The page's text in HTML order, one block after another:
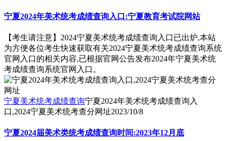
宁夏2024年美术统考成绩查询入口:宁夏教育考试院网站
【考生请注意】2024宁夏美术统考成绩查询入口已出炉,本站
为方便各位考生快速获取有关2024宁夏美术统考成绩查询系统
官网入口的相关内容,已根据官网公告发布2024年宁夏美术统
考成绩查询系统官网入口。
宁夏美术统考成绩查询宁夏2024年美术统考成绩查询入
口,2024宁夏美术统考查分网址2023/10/8
宁夏2024届美术类统考成绩查询时间:2023年12月底